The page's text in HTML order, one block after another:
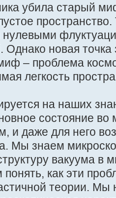
убила старый
нулевыми
Однако новая
– проблема
легкость
на наших
состояние
и даже для него
Мы знаем
вакуума в
как эти
теории. Мы